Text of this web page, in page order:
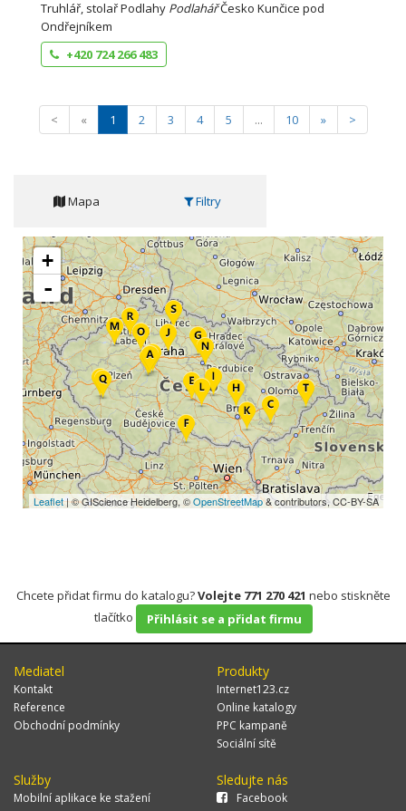
Truhlář, stolař Podlahy PodlahářČesko Kunčice pod
Ondřejníkem
+420 724 266 483
< « 1 2 3 4 5 ... 10 » >
Mapa Filtry
+
-
Leaflet| © GIScience Heidelberg, ©OpenStreetMap& contributors, CC-BY-SA
Chcete přidat firmu do katalogu?Volejte 771 270 421 nebo stiskněte
tlačítko
Přihlásit se a přidat firmu
Mediatel
Kontakt
Reference
Obchodní podmínky
Produkty
Internet123.cz
Online katalogy
PPC kampaně
Sociální sítě
Služby
Mobilní aplikace ke stažení
Sledujte nás
Facebook